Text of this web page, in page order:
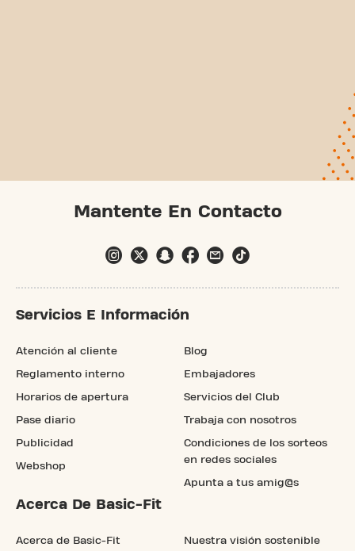
Mantente En Contacto
Servicios E Información
Atención al cliente
Reglamento interno
Horarios de apertura
Pase diario
Publicidad
Webshop
Blog
Embajadores
Servicios del Club
Trabaja con nosotros
Condiciones de los sorteos
en redes sociales
Apunta a tus amig@s
Acerca De Basic-Fit
Acerca de Basic-Fit Nuestra visión sostenible